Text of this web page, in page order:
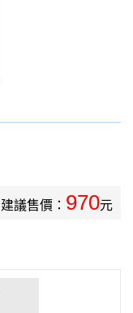
建議售價： 970元